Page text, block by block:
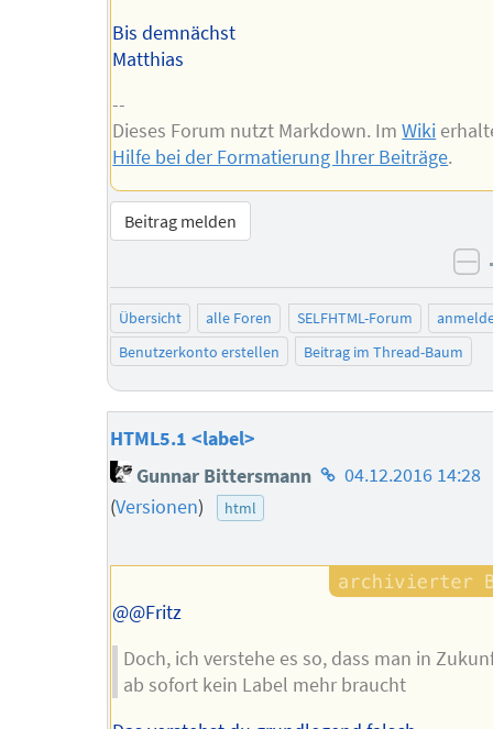
Bis demnächst
Matthias
--
Dieses Forum nutzt Markdown. ImWiki
Hilfe bei der Formatierung Ihrer Beiträge.
Beitrag melden
Übersicht alle Foren SELFHTML-Forum
Benutzerkonto erstellen
Beitrag im Thread-Baum
HTML5.1 <label>
Gunnar Bittersmann Homepage
04.12.2016 14:28
(Versionen) html
@@Fritz
Doch, ich verstehe es so, dass man in
ab sofort kein Label mehr braucht